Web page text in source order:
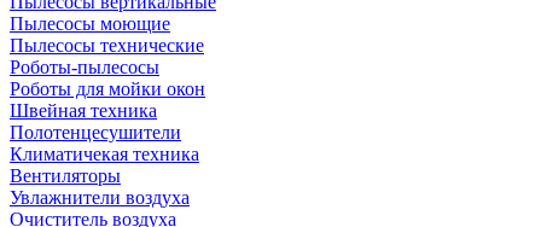
Пылесосы моющие
Пылесосы технические
Роботы-пылесосы
Роботы для мойки окон
Швейная техника
Полотенцесушители
Климатичекая техника
Вентиляторы
Увлажнители воздуха
Очиститель воздуха